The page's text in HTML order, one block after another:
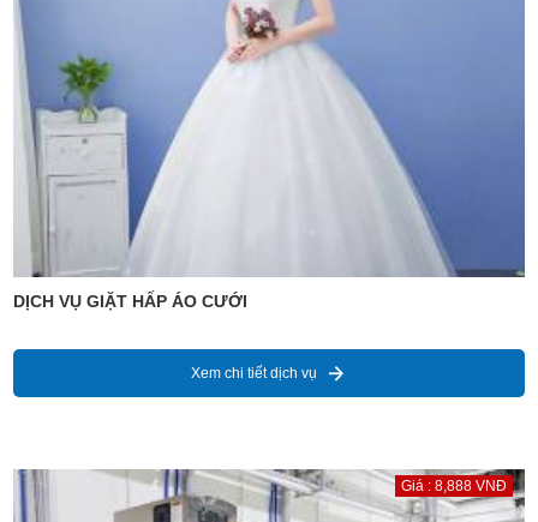
DỊCH VỤ GIẶT HẤP ÁO CƯỚI
Xem chi tiết dịch vụ
Giá : 8,888 VNĐ